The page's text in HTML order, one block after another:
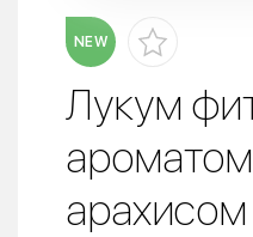
NEW
Лукум
арахисом